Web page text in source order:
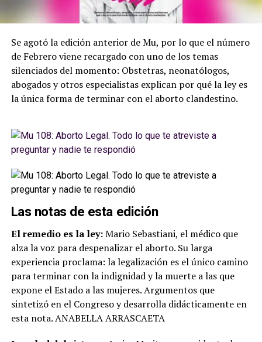
Se agotó la edición anterior de Mu, por lo que el número
de Febrero viene recargado con uno de los temas
silenciados del momento: Obstetras, neonatólogos,
abogados y otros especialistas explican por qué la ley es
la única forma de terminar con el aborto clandestino.
Las notas de esta edición
El remedio es la ley:Mario Sebastiani, el médico que
alza la voz para despenalizar el aborto. Su larga
experiencia proclama: la legalización es el único camino
para terminar con la indignidad y la muerte a las que
expone el Estado a las mujeres. Argumentos que
sintetizó en el Congreso y desarrolla didácticamente en
esta nota. ANABELLA ARRASCAETA